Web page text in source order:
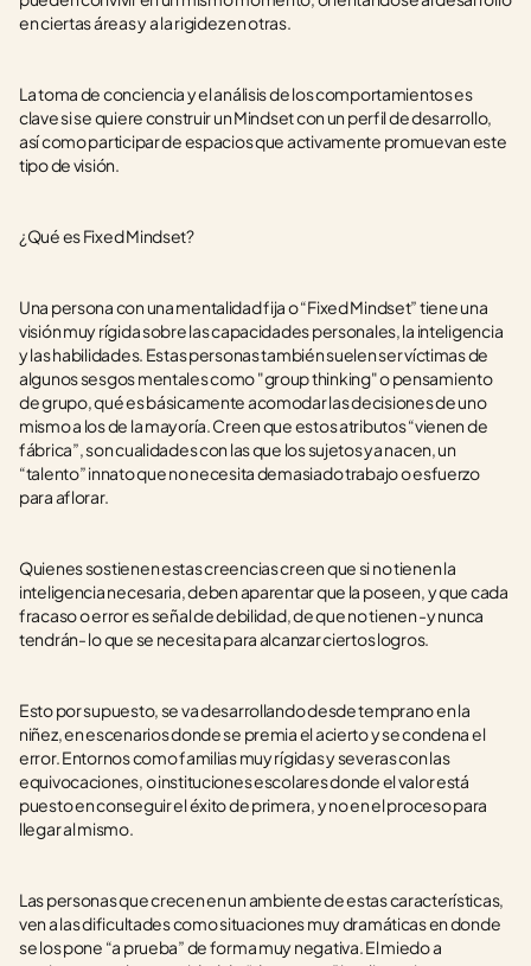
en ciertas áreas y a la rigidez en otras.
La toma de conciencia y el análisis de los comportamientos es
clave si se quiere construir un Mindset con un perfil de desarrollo,
así como participar de espacios que activamente promuevan este
tipo de visión.
¿Qué es Fixed Mindset?
Una persona con una mentalidad fija o “Fixed Mindset” tiene una
visión muy rígida sobre las capacidades personales, la inteligencia
y las habilidades. Estas personas también suelen ser víctimas de
algunos sesgos mentales como "group thinking" o pensamiento
de grupo, qué es básicamente acomodar las decisiones de uno
mismo a los de la mayoría. Creen que estos atributos “vienen de
fábrica”, son cualidades con las que los sujetos ya nacen, un
“talento” innato que no necesita demasiado trabajo o esfuerzo
para aflorar.
Quienes sostienen estas creencias creen que si no tienen la
inteligencia necesaria, deben aparentar que la poseen, y que cada
fracaso o error es señal de debilidad, de que no tienen -y nunca
tendrán- lo que se necesita para alcanzar ciertos logros.
Esto por supuesto, se va desarrollando desde temprano en la
niñez, en escenarios donde se premia el acierto y se condena el
error. Entornos como familias muy rígidas y severas con las
equivocaciones, o instituciones escolares donde el valor está
puesto en conseguir el éxito de primera, y no en el proceso para
llegar al mismo.
Las personas que crecen en un ambiente de estas características,
ven a las dificultades como situaciones muy dramáticas en donde
se los pone “a prueba” de forma muy negativa. El miedo a